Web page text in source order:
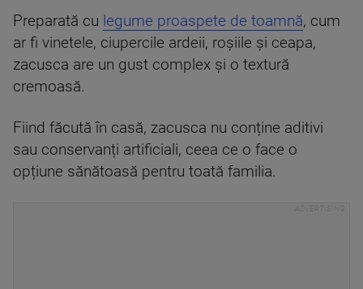
Preparată cu legume proaspete de toamnă, cum
ar fi vinetele, ciupercile ardeii, roșiile și ceapa,
zacusca are un gust complex și o textură
cremoasă.
Fiind făcută în casă, zacusca nu conține aditivi
sau conservanți artificiali, ceea ce o face o
opțiune sănătoasă pentru toată familia.